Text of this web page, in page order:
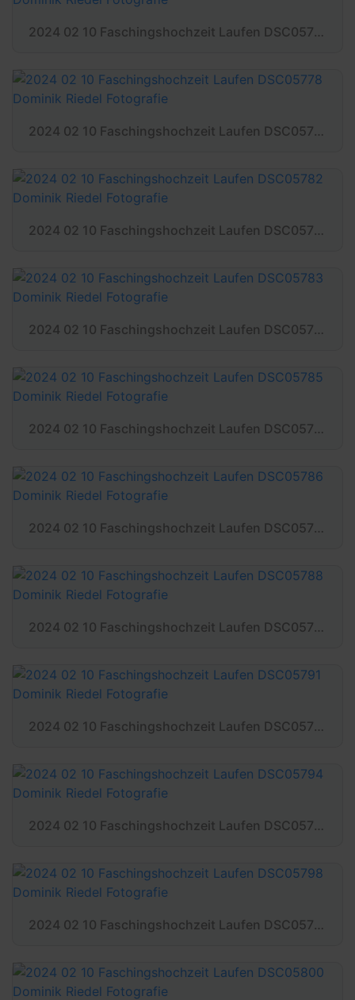
2024 02 10 Faschingshochzeit Laufen DSC05777 Dominik Riedel Fotografie
2024 02 10 Faschingshochzeit Laufen DSC05778 Dominik Riedel Fotografie
2024 02 10 Faschingshochzeit Laufen DSC05782 Dominik Riedel Fotografie
2024 02 10 Faschingshochzeit Laufen DSC05783 Dominik Riedel Fotografie
2024 02 10 Faschingshochzeit Laufen DSC05785 Dominik Riedel Fotografie
2024 02 10 Faschingshochzeit Laufen DSC05786 Dominik Riedel Fotografie
2024 02 10 Faschingshochzeit Laufen DSC05788 Dominik Riedel Fotografie
2024 02 10 Faschingshochzeit Laufen DSC05791 Dominik Riedel Fotografie
2024 02 10 Faschingshochzeit Laufen DSC05794 Dominik Riedel Fotografie
2024 02 10 Faschingshochzeit Laufen DSC05798 Dominik Riedel Fotografie